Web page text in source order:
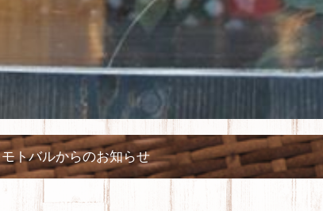
モトバルからのお知らせ